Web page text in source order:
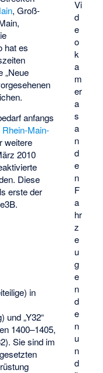
Vi
d
e
o
k
a
m
er
a
s
a
n
d
e
n
F
a
hr
z
e
u
g
e
n
d
e
n
u
n
d
, Groß-
hat es
„Neue
anfangs
Rhein-Main-
weitere
2010
Diese
erste der
in
und „Y32“
1400–1405,
Sie sind im